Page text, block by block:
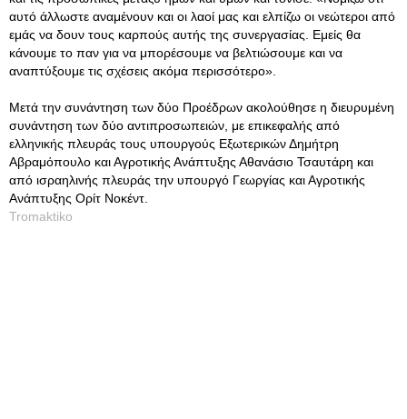
αυτό άλλωστε αναμένουν και οι λαοί μας και ελπίζω οι νεώτεροι από
εμάς να δουν τους καρπούς αυτής της συνεργασίας. Εμείς θα
κάνουμε το παν για να μπορέσουμε να βελτιώσουμε και να
αναπτύξουμε τις σχέσεις ακόμα περισσότερο».
Μετά την συνάντηση των δύο Προέδρων ακολούθησε η διευρυμένη
συνάντηση των δύο αντιπροσωπειών, με επικεφαλής από
ελληνικής πλευράς τους υπουργούς Εξωτερικών Δημήτρη
Αβραμόπουλο και Αγροτικής Ανάπτυξης Αθανάσιο Τσαυτάρη και
από ισραηλινής πλευράς την υπουργό Γεωργίας και Αγροτικής
Ανάπτυξης Ορίτ Νοκέντ.
Tromaktiko